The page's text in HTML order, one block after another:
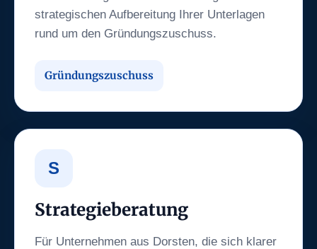
strategischen Aufbereitung Ihrer Unterlagen
rund um den Gründungszuschuss.
Gründungszuschuss
S
Strategieberatung
Für Unternehmen aus Dorsten, die sich klarer